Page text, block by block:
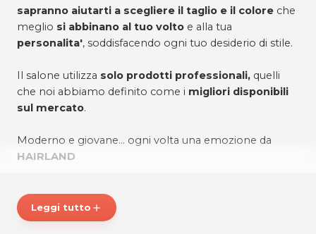
sapranno aiutarti a scegliere il taglio e il colore che
meglio si abbinano al tuo volto e alla tua
personalita', soddisfacendo ogni tuo desiderio di stile.
Il salone utilizza solo prodotti professionali, quelli
che noi abbiamo definito come i migliori disponibili
sul mercato.
Moderno e giovane... ogni volta una emozione da
HAIRLAND
Martedì 8.30 - 18.00
Mercoledì 8.30 - 18.00
Leggi tutto add